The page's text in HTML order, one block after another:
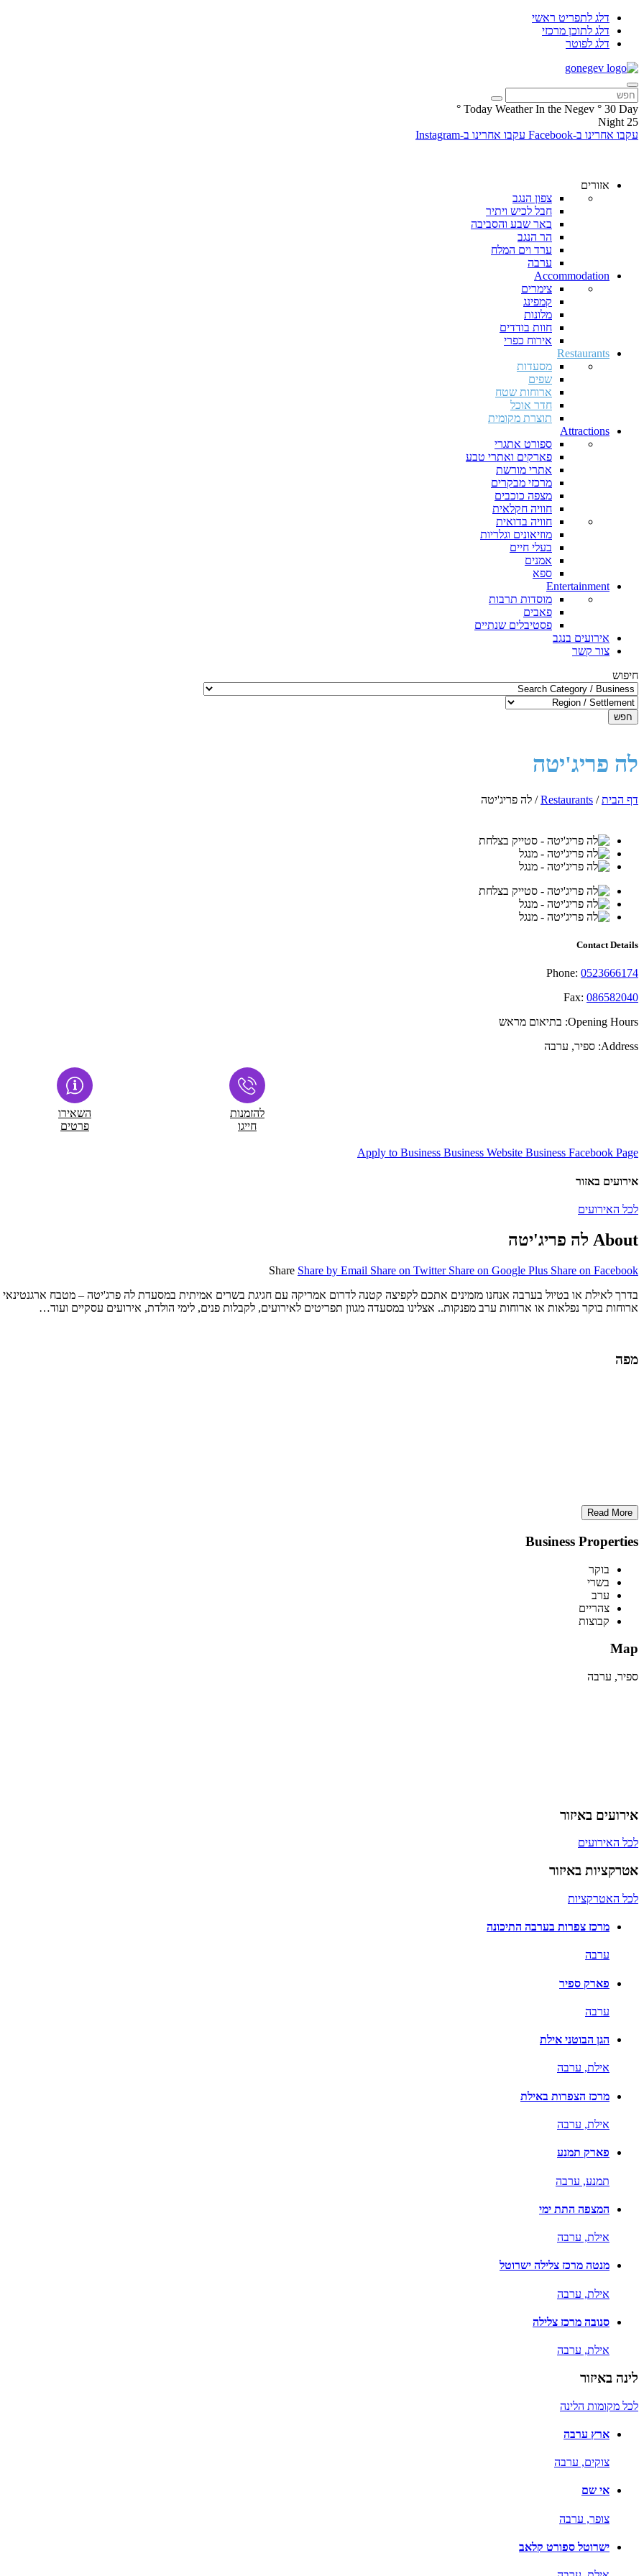
דלג לתפריט ראשי
דלג לתוכן מרכזי
דלג לפוטר
Today Weather In the Negev ° 30 Day
°
25
Night
עקבו אחרינו ב-Facebook
עקבו אחרינו ב-Instagram
אזורים
צפון הנגב
חבל לכיש ויתיר
באר שבע והסביבה
הר הנגב
ערד וים המלח
ערבה
Accommodation
צימרים
קמפינג
מלונות
חוות בודדים
אירוח כפרי
Restaurants
מסעדות
שפים
ארוחות שטח
חדר אוכל
תוצרת מקומית
Attractions
ספורט אתגרי
פארקים ואתרי טבע
אתרי מורשת
מרכזי מבקרים
מצפה כוכבים
חוויה חקלאית
חוויה בדואית
מוזיאונים וגלריות
בעלי חיים
אמנים
ספא
Entertainment
מוסדות תרבות
פאבים
פסטיבלים שנתיים
אירועים בנגב
צור קשר
חיפוש
חפש
לה פריג'יטה
דף הבית/
Restaurants
/ לה פריג'יטה
Contact Details
Phone: 0523666174
Fax: 086582040
Opening Hours: בתיאום מראש
Address: ספיר, ערבה
להזמנות
חייגו
השאירו
פרטים
Apply to Business Business Website Business Facebook Page
אירועים באזור
לכל האירועים
About לה פריג'יטה
Share Share by Email Share on Twitter Share on Google Plus Share on Facebook
בדרך לאילת או בטיול בערבה אנחנו מזמינים אתכם לקפיצה קטנה לדרום אמריקה עם חגיגת בשרים אמיתית במסעדת לה פרג'יטה – מטבח ארגנטינאי
ארוחות בוקר נפלאות או ארוחות ערב מפנקות.. אצלינו במסעדה מגוון תפריטים לאירועים, לקבלות פנים, לימי הולדת, אירועים עסקיים ועוד…
מפה
Read More
Business Properties
בוקר
בשרי
ערב
צהריים
קבוצות
Map
ספיר, ערבה
אירועים באיזור
לכל האירועים
אטרקציות באיזור
לכל האטרקציות
מרכז צפרות בערבה התיכונה
ערבה
פארק ספיר
ערבה
הגן הבוטני אילת
אילת, ערבה
מרכז הצפרות באילת
אילת, ערבה
פארק תמנע
תמנע, ערבה
המצפה התת ימי
אילת, ערבה
מנטה מרכז צלילה ישרוטל
אילת, ערבה
סנובה מרכז צלילה
אילת, ערבה
לינה באיזור
לכל מקומות הלינה
ארץ ערבה
צוקים, ערבה
אי שם
צופר, ערבה
ישרוטל ספורט קלאב